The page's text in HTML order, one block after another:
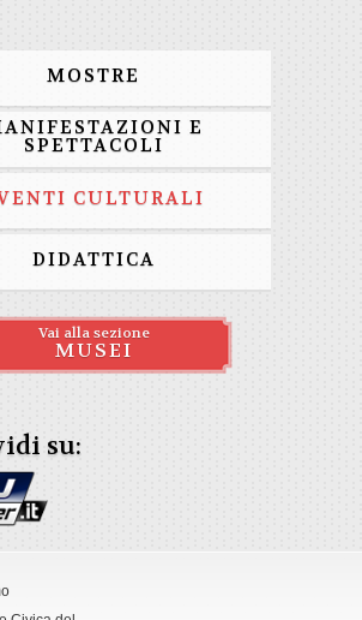
MOSTRE
E
SPETTACOLI
CULTURALI
DIDATTICA
Vai alla sezione
MUSEI
su: